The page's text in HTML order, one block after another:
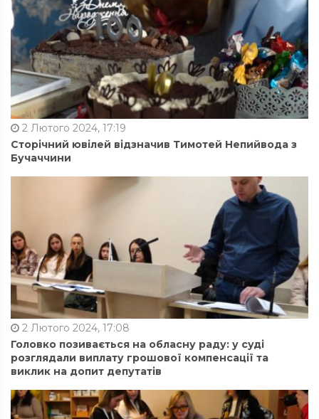
2 Лютого 2024, 17:19
Сторічний ювілей відзначив Тимотей Непийвода з
Бучаччини
2 Лютого 2024, 17:08
Головко позивається на обласну раду: у суді
розглядали виплату грошової компенсації та
виклик на допит депутатів